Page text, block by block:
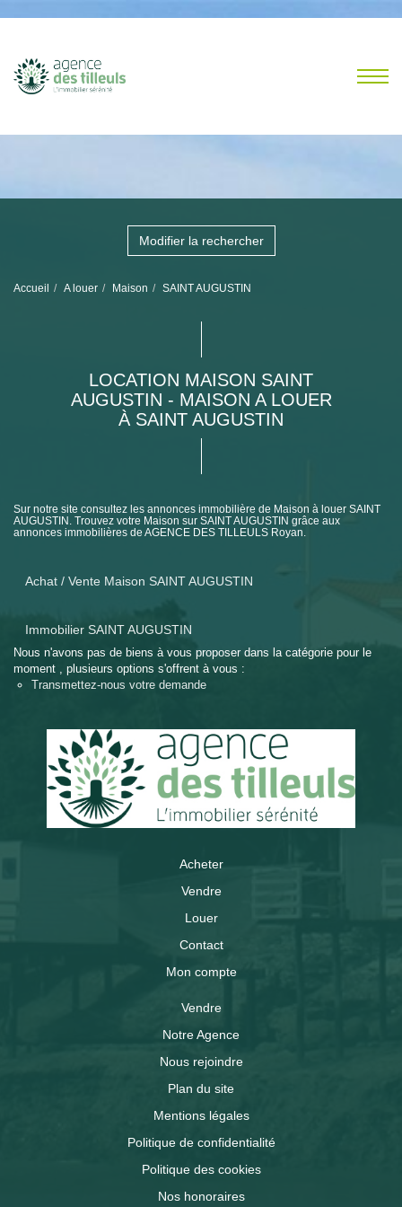
Modifier la rechercher
Accueil A louer Maison SAINT AUGUSTIN
LOCATION MAISON SAINT
AUGUSTIN - MAISON A LOUER
À SAINT AUGUSTIN
Sur notre site consultez les annonces immobilière de Maison à louer SAINT
AUGUSTIN. Trouvez votre Maison sur SAINT AUGUSTIN grâce aux
annonces immobilières de AGENCE DES TILLEULS Royan.
Achat / Vente Maison SAINT AUGUSTIN
Immobilier SAINT AUGUSTIN
Nous n'avons pas de biens à vous proposer dans la catégorie pour le
moment , plusieurs options s'offrent à vous :
Transmettez-nous votre demande
Acheter
Vendre
Louer
Contact
Mon compte
Vendre
Notre Agence
Nous rejoindre
Plan du site
Mentions légales
Politique de confidentialité
Politique des cookies
Nos honoraires